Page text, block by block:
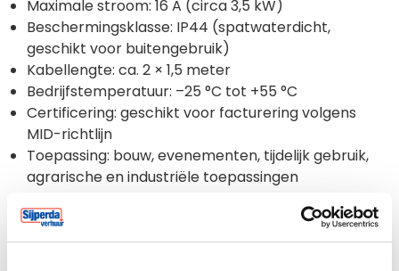
Maximale stroom: 16 A (circa 3,5 kW)
Beschermingsklasse: IP44 (spatwaterdicht,
geschikt voor buitengebruik)
Kabellengte: ca. 2 × 1,5 meter
Bedrijfstemperatuur: –25 °C tot +55 °C
Certificering: geschikt voor facturering volgens
MID-richtlijn
Toepassing: bouw, evenementen, tijdelijk gebruik,
agrarische en industriële toepassingen
1. Bekijk uitgebreide handleidingen